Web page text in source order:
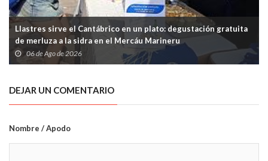
Llastres sirve el Cantábrico en un plato: degustación gratuita
de merluza a la sidra en el Mercáu Marineru
06 de Ago de 2026
DEJAR UN COMENTARIO
Nombre / Apodo